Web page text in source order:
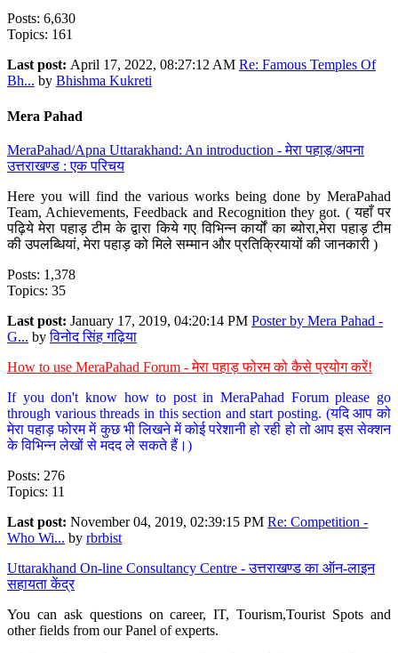
Posts: 6,630
Topics: 161
Last post: April 17, 2022, 08:27:12 AM Re: Famous Temples Of
Bh... by Bhishma Kukreti
Mera Pahad
MeraPahad/Apna Uttarakhand: An introduction - मेरा पहाड़/अपना
उत्तराखण्ड : एक परिचय
Here you will find the various works being done by MeraPahad
Team, Achievements, Feedback and Recognition they got. ( यहाँ पर
पढ़िये मेरा पहाड़ टीम के द्वारा किये गए विभिन्न कार्यों का ब्योरा,मेरा पहाड़ टीम
की उपलब्धियां, मेरा पहाड़ को मिले सम्मान और प्रतिक्रियायों की जानकारी )
Posts: 1,378
Topics: 35
Last post: January 17, 2019, 04:20:14 PM Poster by Mera Pahad -
G... byविनोद सिंह गढ़िया
How to use MeraPahad Forum - मेरा पहाड़ फोरम को कैसे प्रयोग करें!
If you don't know how to post in MeraPahad Forum please go
through various threads in this section and start posting. (यदि आप को
मेरा पहाड़ फोरम में कुछ भी लिखने में कोई परेशानी हो रही हो तो आप इस सेक्शन
के विभिन्न लेखों से मदद ले सकते हैं।)
Posts: 276
Topics: 11
Last post: November 04, 2019, 02:39:15 PM Re: Competition -
Who Wi... by rbrbist
Uttarakhand On-line Consultancy Centre - उत्तराखण्ड का ऑन-लाइन
सहायता केंद्र
You can ask questions on career, IT, Tourism,Tourist Spots and
other fields from our Panel of experts.